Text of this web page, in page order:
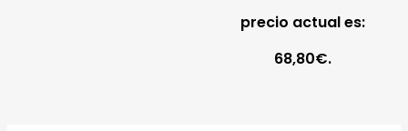
precio actual es:
68,80€.